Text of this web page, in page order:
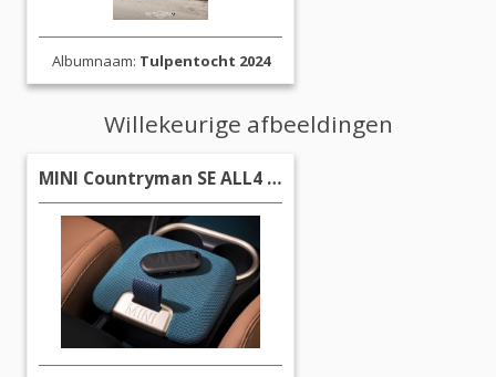
Albumnaam: Tulpentocht 2024
Willekeurige afbeeldingen
MINI Countryman SE ALL4 (2023)